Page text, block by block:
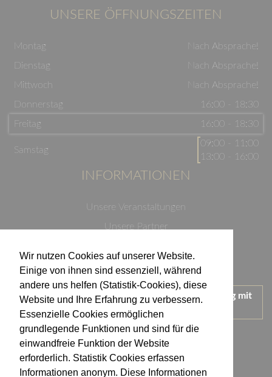
Wir nutzen Cookies auf unserer Website.
Einige von ihnen sind essenziell, während
andere uns helfen (Statistik-Cookies), diese
Website und Ihre Erfahrung zu verbessern.
Essenzielle Cookies ermöglichen
grundlegende Funktionen und sind für die
einwandfreie Funktion der Website
erforderlich. Statistik Cookies erfassen
Informationen anonym. Diese Informationen
UNSERE ÖFFNUNGSZEITEN
Montag
Nach Absprache!
Dienstag
Nach Absprache!
Mittwoch
Nach Absprache!
Donnerstag
16:00 - 18:30
Freitag
16:00 - 18:30
Samstag
09:00 - 11:00
13:00 - 16:00
INFORMATIONEN
Unsere Veranstaltungen
Unsere Partner
Impressum
Wir treten für einen verantwortungsvollen Umgang mit
Alkohol ein.
KONTAKT
Weingut Kistenmacher & Hengerer